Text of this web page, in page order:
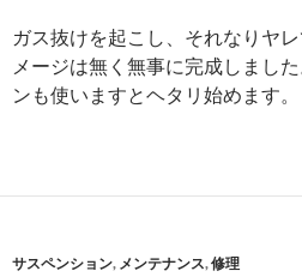
ガス抜けを起こし、それなりヤ
メージは無く無事に完成しまし
ンも使いますとヘタリ始めます。
サスペンション, メンテナンス,修理